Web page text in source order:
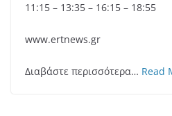
11:15 – 13:35 – 16:15 – 18:55
www.ertnews.gr
Διαβάστε περισσότερα… Read